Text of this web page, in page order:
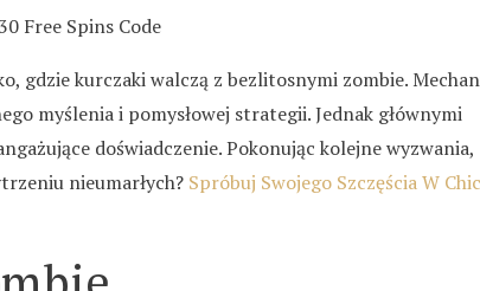
gdzie kurczaki walczą z bezlitosnymi zombie.
myślenia i pomysłowej strategii. Jednak głównymi
doświadczenie. Pokonując kolejne wyzwania,
nieumarłych? Spróbuj Swojego Szczęścia W